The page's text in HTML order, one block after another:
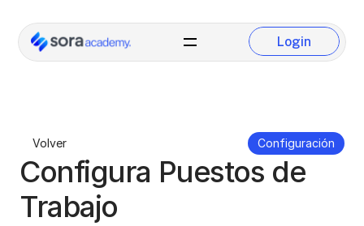
Login
Login
Volver Configuración
Configura Puestos de
Trabajo